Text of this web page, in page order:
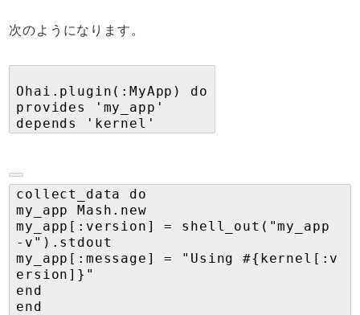
次のようになります。
Ohai.plugin(:MyApp) do
provides 'my_app'
depends 'kernel'
collect_data do
my_app Mash.new
my_app[:version] = shell_out("my_app
-v").stdout
my_app[:message] = "Using #{kernel[:v
ersion]}"
end
end